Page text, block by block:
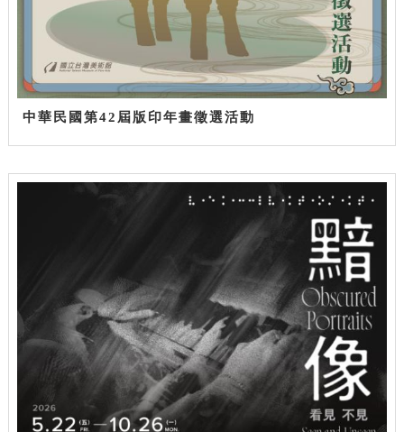
中華民國第42屆版印年畫徵選活動